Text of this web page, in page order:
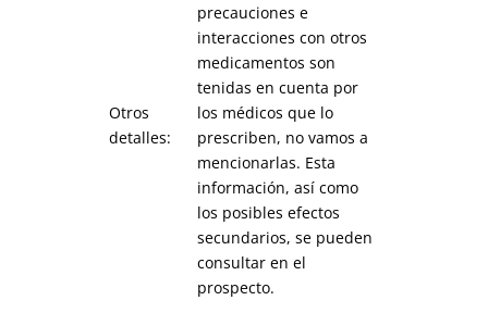
Otros
detalles:
precauciones e
interacciones con otros
medicamentos son
tenidas en cuenta por
los médicos que lo
prescriben, no vamos a
mencionarlas. Esta
información, así como
los posibles efectos
secundarios, se pueden
consultar en el
prospecto.